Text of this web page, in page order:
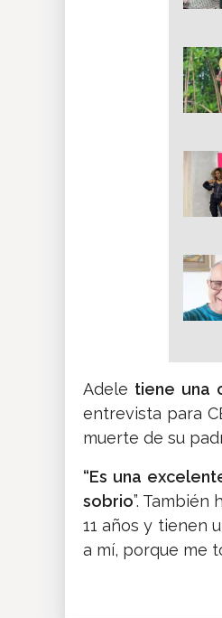
Adele tiene una
entrevista para
muerte de su
“Es una
sobrio”.
11 años y tienen
a mí, porque me